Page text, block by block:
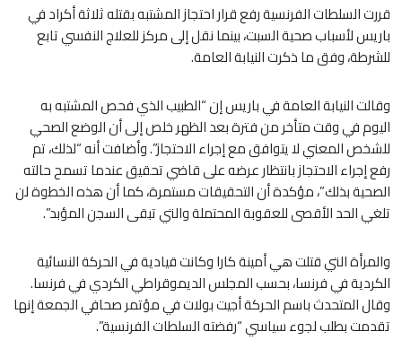
قررت السلطات الفرنسية رفع قرار احتجاز المشتبه بقتله ثلاثة أكراد في
باريس لأسباب صحية السبت، بينما نقل إلى مركز للعلاج النفسي تابع
للشرطة، وفق ما ذكرت النيابة العامة.
وقالت النيابة العامة في باريس إن “الطبيب الذي فحص المشتبه به
اليوم في وقت متأخر من فترة بعد الظهر خلص إلى أن الوضع الصحي
للشخص المعني لا يتوافق مع إجراء الاحتجاز”. وأضافت أنه “لذلك، تم
رفع إجراء الاحتجاز بانتظار عرضه على قاضي تحقيق عندما تسمح حالته
الصحية بذلك”، مؤكدة أن التحقيقات مستمرة، كما أن هذه الخطوة لن
تلغي الحد الأقصى للعقوبة المحتملة والتي تبقى السجن المؤبد”.
والمرأة التي قتلت هي أمينة كارا وكانت قيادية في الحركة النسائية
الكردية في فرنسا، بحسب المجلس الديموقراطي الكردي في فرنسا.
وقال المتحدث باسم الحركة أجيت بولات في مؤتمر صحافي الجمعة إنها
تقدمت بطلب لجوء سياسي “رفضته السلطات الفرنسية”.